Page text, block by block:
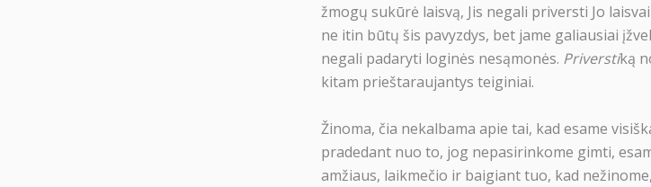
žmogų sukūrė laisvą, Jis negali priversti Jo
ne itin būtų šis pavyzdys, bet jame galiausiai
negali padaryti loginės nesąmonės. Priverstiką
kitam prieštaraujantys teiginiai.
Žinoma, čia nekalbama apie tai, kad esame
pradedant nuo to, jog nepasirinkome gimti,
amžiaus, laikmečio ir baigiant tuo, kad